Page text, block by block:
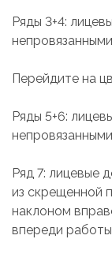
Ряды 3+4:
Перейдите на
Ряды 5+6:
Ряд 7: лицевые
из скрещенной
наклоном
впереди